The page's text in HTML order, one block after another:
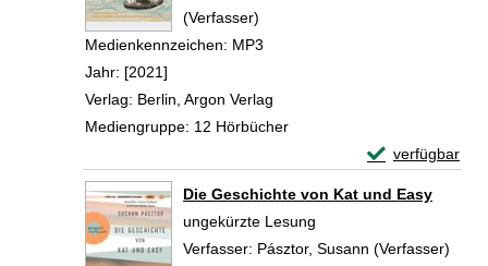
(Verfasser)
Medienkennzeichen: MP3
Jahr: [2021]
Verlag: Berlin, Argon Verlag
Mediengruppe: 12 Hörbücher
verfügbar
Exemplar-
Die Geschichte von Kat und Easy
ungekürzte Lesung
Verfasser: Pásztor, Susann (Verfasser)